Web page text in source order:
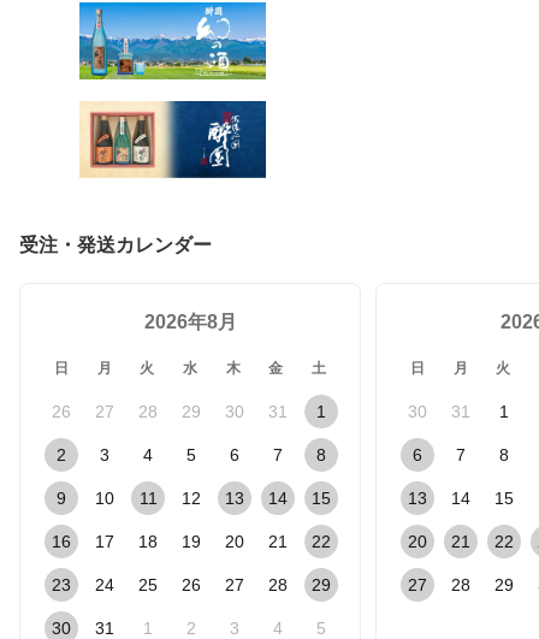
受注・発送カレンダー
2026年8月
日 月 火 水 木 金 土
26 27 28 29 30 31 1
2 3 4 5 6 7 8
9 10 11 12 13 14 15
16 17 18 19 20 21 22
23 24 25 26 27 28 29
30 31 1 2 3 4 5
日 月 火
30 31 1
6 7 8
13 14 15
20 21 22
27 28 29